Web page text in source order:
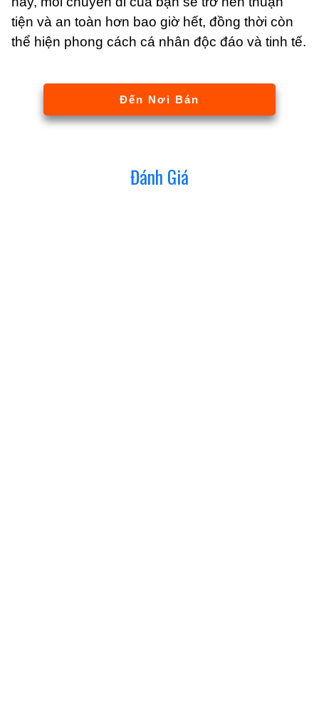
tiện và an toàn hơn bao giờ hết, đồng thời còn
thể hiện phong cách cá nhân độc đáo và tinh tế.
Đến Nơi Bán
Đánh Giá